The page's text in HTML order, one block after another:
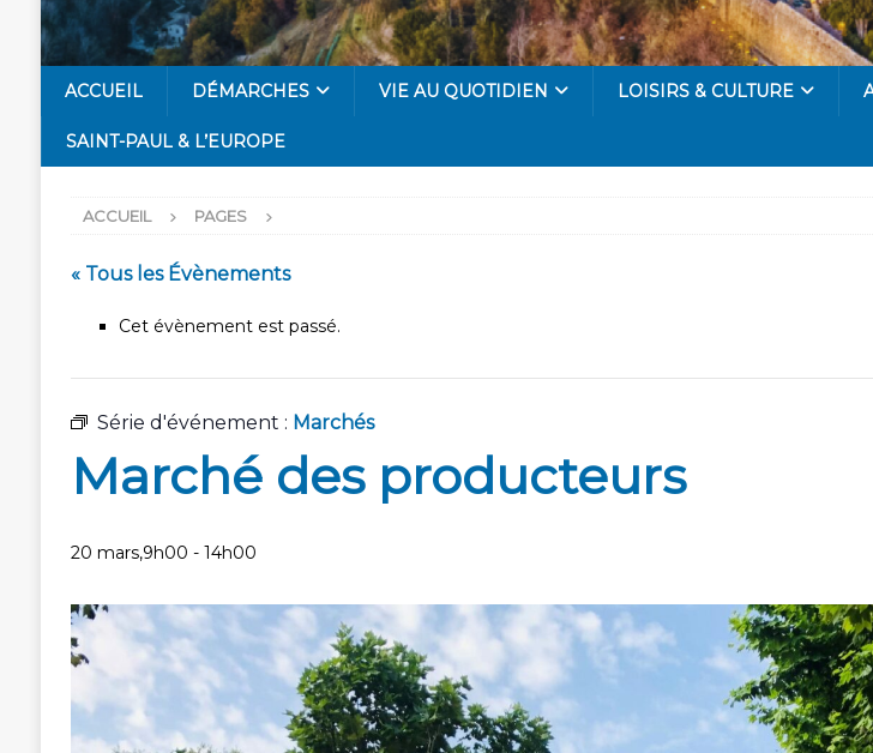
ACCUEIL DÉMARCHES VIE AU QUOTIDIEN LOISIRS & CULTURE
SAINT-PAUL & L’EUROPE
ACCUEIL PAGES
« Tous les Évènements
Cet évènement est passé.
Série d'événement : Marchés
Marché des producteurs
20 mars,9h00 - 14h00